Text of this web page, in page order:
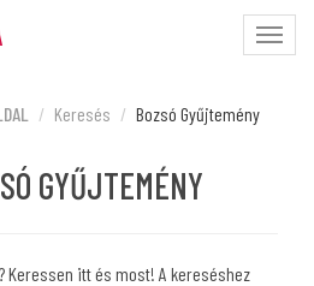
Toggle
Keresés Bozsó Gyűjtemény
GYŰJTEMÉNY
Keressen itt és most! A kereséshez